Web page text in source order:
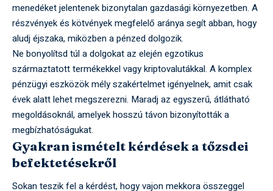
menedéket jelentenek bizonytalan gazdasági környezetben. A
részvények és kötvények megfelelő aránya segít abban, hogy
aludj éjszaka, miközben a pénzed dolgozik.
Ne bonyolítsd túl a dolgokat az elején egzotikus
származtatott termékekkel vagy kriptovalutákkal. A komplex
pénzügyi eszközök mély szakértelmet igényelnek, amit csak
évek alatt lehet megszerezni. Maradj az egyszerű, átlátható
megoldásoknál, amelyek hosszú távon bizonyították a
megbízhatóságukat.
Gyakran ismételt kérdések a tőzsdei
befektetésekről
Sokan teszik fel a kérdést, hogy vajon mekkora összeggel